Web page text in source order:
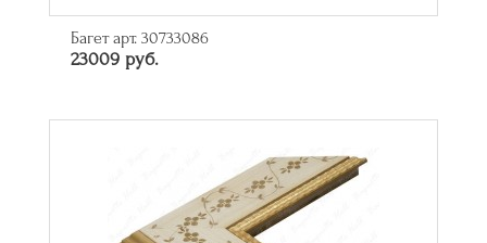
Багет арт. 30733086
23009 руб.